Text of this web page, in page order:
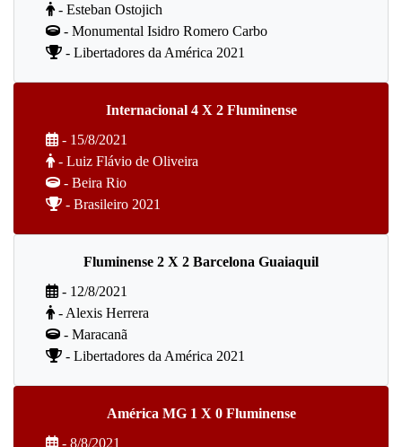
- Esteban Ostojich
- Monumental Isidro Romero Carbo
- Libertadores da América 2021
Internacional 4 X 2 Fluminense
- 15/8/2021
- Luiz Flávio de Oliveira
- Beira Rio
- Brasileiro 2021
Fluminense 2 X 2 Barcelona Guaiaquil
- 12/8/2021
- Alexis Herrera
- Maracanã
- Libertadores da América 2021
América MG 1 X 0 Fluminense
- 8/8/2021